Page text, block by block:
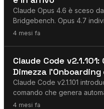
Claude Opus 4.6 è sceso
Bridgebench. Opus 4.7
d'azione per i team.
4 mesi fa
Claude
Claude Code
Dimezza
Claude Code v2.1.101
comando che genera
onboarding dai modelli di
4 mesi fa